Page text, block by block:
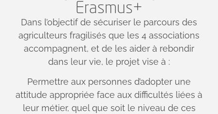
Erasmus+
Dans l’objectif de sécuriser le parcours des
agriculteurs fragilisés que les 4 associations
accompagnent, et de les aider à rebondir
dans leur vie, le projet vise à :
Permettre aux personnes d’adopter une
attitude appropriée face aux difficultés liées à
leur métier, quel que soit le niveau de ces